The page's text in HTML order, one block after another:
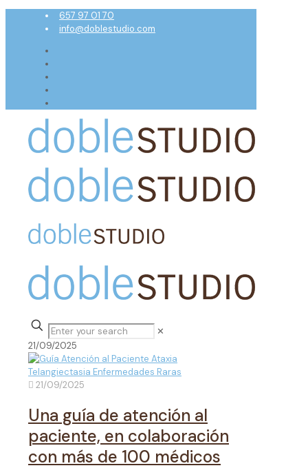
657 97 01 70
info@doblestudio.com
✕
21/09/2025
21/09/2025
Una guía de atención al
paciente, en colaboración
con más de 100 médicos